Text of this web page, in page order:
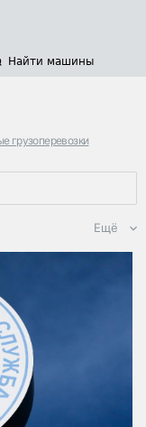
Найти машины
грузоперевозки
Ещё